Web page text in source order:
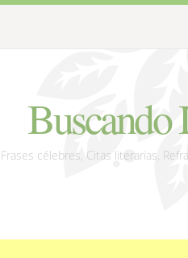
Buscando
Frases célebres, Citas literarias,